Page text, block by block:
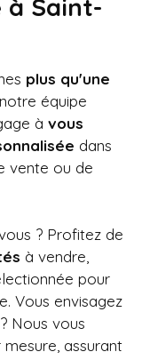
à Saint-
plus qu'une
équipe
à vous
dans
vente ou de
? Profitez de
à vendre,
pour
Vous envisagez
Nous vous
assurant